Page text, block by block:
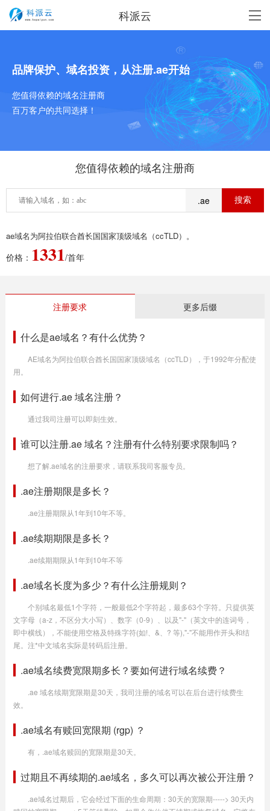
科派云
品牌保护、域名投资，从注册.ae开始
您值得依赖的域名注册商
百万客户的共同选择！
您值得依赖的域名注册商
.ae
ae域名为阿拉伯联合酋长国国家顶级域名（ccTLD）。
价格： 1331/首年
注册要求 更多后缀
什么是ae域名？有什么优势？
AE域名为阿拉伯联合酋长国国家顶级域名（ccTLD），于1992年分配使
用。
如何进行.ae 域名注册？
通过我司注册可以即刻生效。
谁可以注册.ae 域名？注册有什么特别要求限制吗？
想了解.ae域名的注册要求，请联系我司客服专员。
.ae注册期限是多长？
.ae注册期限从1年到10年不等。
.ae续期期限是多长？
.ae续期期限从1年到10年不等
.ae域名长度为多少？有什么注册规则？
个别域名最低1个字符，一般最低2个字符起，最多63个字符。只提供英
文字母（a-z，不区分大小写）、数字（0-9）、以及"-"（英文中的连词号，
即中横线），不能使用空格及特殊字符(如!、&、? 等),"-"不能用作开头和结
尾。注*中文域名实际是转码后注册。
.ae域名续费宽限期多长？要如何进行域名续费？
.ae 域名续期宽限期是30天，我司注册的域名可以在后台进行续费生
效。
.ae域名有赎回宽限期 (rgp) ？
有，.ae域名赎回的宽限期是30天。
过期且不再续期的.ae域名，多久可以再次被公开注册？
.ae域名过期后，它会经过下面的生命周期：30天的宽限期-----> 30天内